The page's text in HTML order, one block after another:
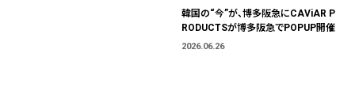
韓国の“今”が、博多阪急にCAViAR P
RODUCTSが博多阪急でPOPUP開催
2026.06.26